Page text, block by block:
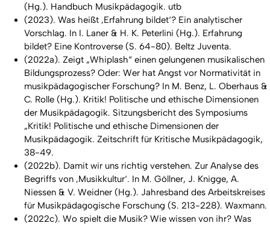
(Hg.). Handbuch Musikpädagogik. utb
(2023). Was heißt ‚Erfahrung bildet‘? Ein analytischer
Vorschlag. In I. Laner & H. K. Peterlini (Hg.). Erfahrung
bildet? Eine Kontroverse (S. 64-80). Beltz Juventa.
(2022a). Zeigt „Whiplash“ einen gelungenen musikalischen
Bildungsprozess? Oder: Wer hat Angst vor Normativität in
musikpädagogischer Forschung? In M. Benz, L. Oberhaus &
C. Rolle (Hg.). Kritik! Politische und ethische Dimensionen
der Musikpädagogik. Sitzungsbericht des Symposiums
„Kritik! Politische und ethische Dimensionen der
Musikpädagogik. Zeitschrift für Kritische Musikpädagogik,
38-49.
(2022b). Damit wir uns richtig verstehen. Zur Analyse des
Begriffs von ‚Musikkultur‘. In M. Göllner, J. Knigge, A.
Niessen & V. Weidner (Hg.). Jahresband des Arbeitskreises
für Musikpädagogische Forschung (S. 213-228). Waxmann.
(2022c). Wo spielt die Musik? Wie wissen von ihr? Was